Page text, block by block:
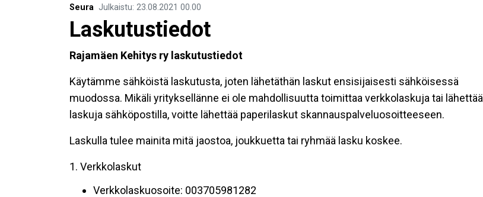
Seura Julkaistu: 23.08.2021 00.00
Laskutustiedot
Rajamäen Kehitys ry laskutustiedot
Käytämme sähköistä laskutusta, joten lähetäthän laskut ensisijaisesti sähköisessä
muodossa. Mikäli yrityksellänne ei ole mahdollisuutta toimittaa verkkolaskuja tai lähettää
laskuja sähköpostilla, voitte lähettää paperilaskut skannauspalveluosoitteeseen.
Laskulla tulee mainita mitä jaostoa, joukkuetta tai ryhmää lasku koskee.
1. Verkkolaskut
Verkkolaskuosoite: 003705981282